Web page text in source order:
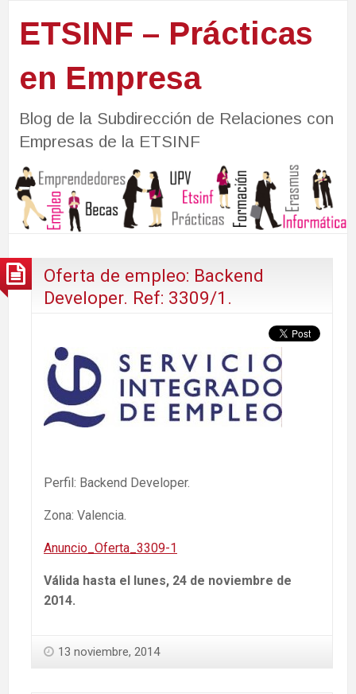
ETSINF – Prácticas
en Empresa
Blog de la Subdirección de Relaciones con
Empresas de la ETSINF
Oferta de empleo: Backend
Developer. Ref: 3309/1.
Perfil: Backend Developer.
Zona: Valencia.
Anuncio_Oferta_3309-1
Válida hasta el lunes, 24 de noviembre de
2014.
13 noviembre, 2014